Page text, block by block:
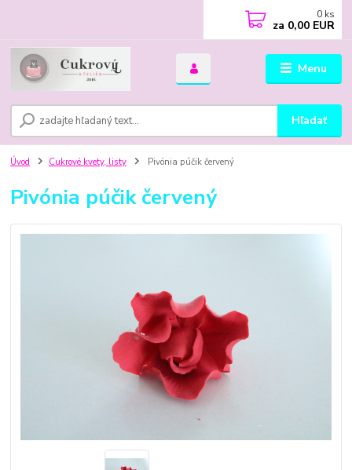
Menu
Hľadať
0 ks
za 0,00 EUR
Úvod Cukrové kvety, listy Pivónia púčik červený
Pivónia púčik červený